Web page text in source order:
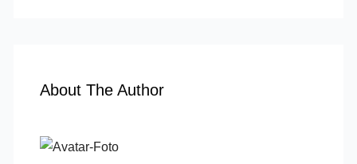
About The Author